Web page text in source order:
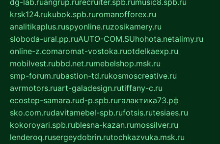
dg-lab.ruangrup.rurecruiter.spb.rumusic8.spb.ru
krsk124.rukubok.spb.ruromanofforex.ru
analitikaplus.ruspyonline.ruzosikamery.ru
sloboda-ural.pp.ruAUTO-COM.SUhohota.netalimy.ru
online-z.comaromat-vostoka.ruotdelkaexp.ru
mobilvest.rubbd.net.rumebelshop.msk.ru
smp-forum.rubastion-td.rukosmoscreative.ru
avrmotors.ruart-galadesign.rutiffany-c.ru
ecostep-samara.rud-p.spb.ruгалактика73.рф
sko.com.rudavitamebel-spb.rufotsis.rutesiaes.ru
kokoroyari.spb.rublesna-kazan.rumossilver.ru
lenderoq.rusergeydobrin.rutochkazvuka.msk.ru